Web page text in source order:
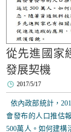
從先進國家
發展契機
2017/5/17
依內政部統計，
會發布的人口推估
500萬人。如何建構